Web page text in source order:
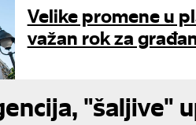
Velike promene u
važan rok za
"šaljive"